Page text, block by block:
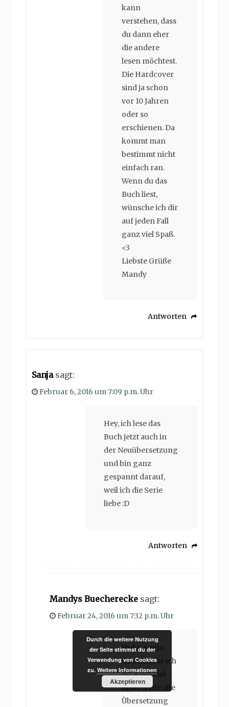
kann
verstehen, dass
du dann eher
die andere
lesen möchtest.
Die Hardcover
sind ja schon
vor 10 Jahren
oder so
erschienen. Da
kommt man
bestimmt nicht
einfach ran.
Wenn du das
Buch liest,
wünsche ich dir
auf jeden Fall
ganz viel Spaß.
<3
Liebste Grüße
Mandy
Antworten
Sanja sagt:
Februar 6, 2016 um 7:09 p.m. Uhr
Hey, ich lese das
Buch jetzt auch in
der Neuübersetzung
und bin ganz
gespannt darauf,
weil ich die Serie
liebe :D
Antworten
Mandys Buecherecke sagt:
Februar 24, 2016 um 7:32 p.m. Uhr
Huhu Sanja,
da wünsche ich
dir ganz viel
Spaß. ;) DIe alte
Übersetzung
Durch die weitere Nutzung
der Seite stimmst du der
Verwendung von Cookies
zu. Weitere Informationen
Akzeptieren